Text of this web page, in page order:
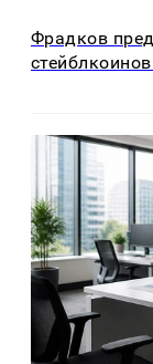
Фрадков